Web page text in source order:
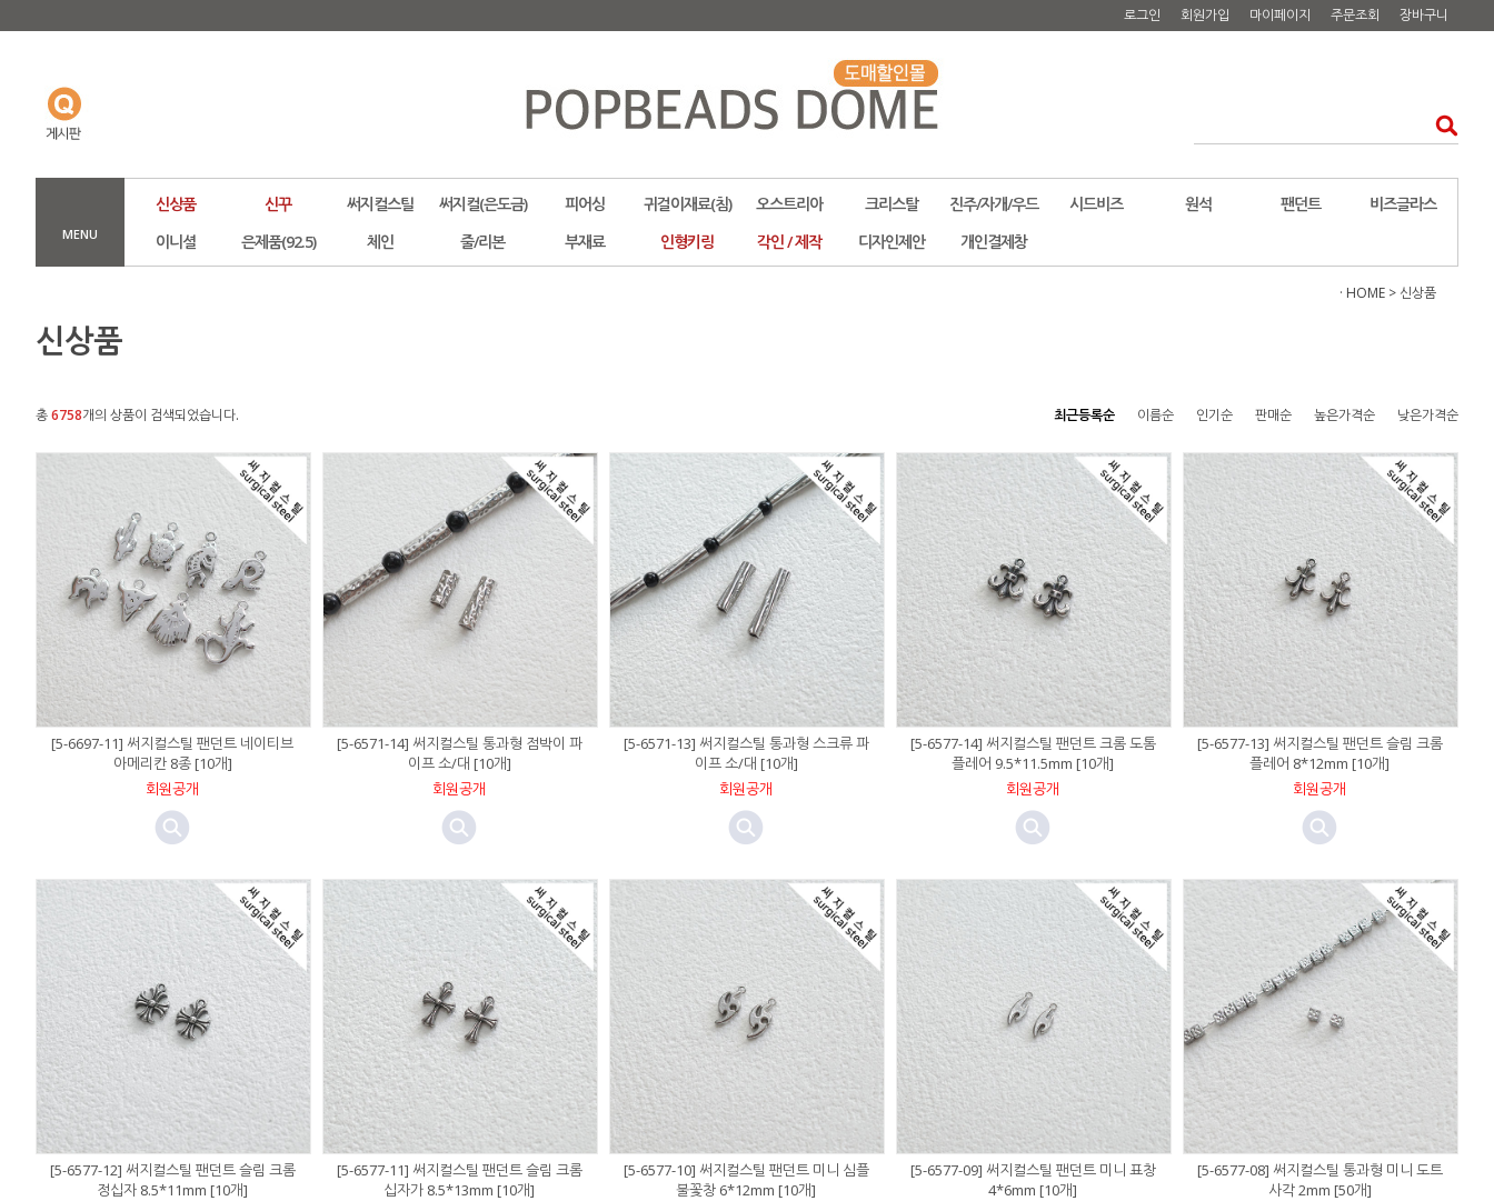
로그인 회원가입 마이페이지 주문조회 장바구니
MENU
신상품 신꾸 써지컬스틸 써지컬(은도금) 피어싱 귀걸이재료(침) 오스트리아 크리스탈 진주/자개/우드 시드비즈 원석 팬던트
비즈글라스
이니셜
은제품(92.5) 체인 줄/리본 부재료 인형키링 각인 / 제작 디자인제안 개인결제창
· HOME > 신상품
신상품
총6758개의 상품이 검색되었습니다. 최근등록순 이름순 인기순 판매순 높은가격순 낮은가격순
[5-6697-11] 써지컬스틸 팬던트 네이티브
아메리칸 8종 [10개]
회원공개
[5-6571-14] 써지컬스틸 통과형 점박이 파
이프 소/대 [10개]
회원공개
[5-6571-13] 써지컬스틸 통과형 스크류 파
이프 소/대 [10개]
회원공개
[5-6577-14] 써지컬스틸 팬던트 크롬 도톰
플레어 9.5*11.5mm [10개]
회원공개
[5-6577-13] 써지컬스틸 팬던트 슬림 크롬
플레어 8*12mm [10개]
회원공개
[5-6577-12] 써지컬스틸 팬던트 슬림 크롬
정십자 8.5*11mm [10개]
[5-6577-11] 써지컬스틸 팬던트 슬림 크롬
십자가 8.5*13mm [10개]
[5-6577-10] 써지컬스틸 팬던트 미니 심플
불꽃창 6*12mm [10개]
[5-6577-09] 써지컬스틸 팬던트 미니 표창
4*6mm [10개]
[5-6577-08] 써지컬스틸 통과형 미니 도트
사각 2mm [50개]